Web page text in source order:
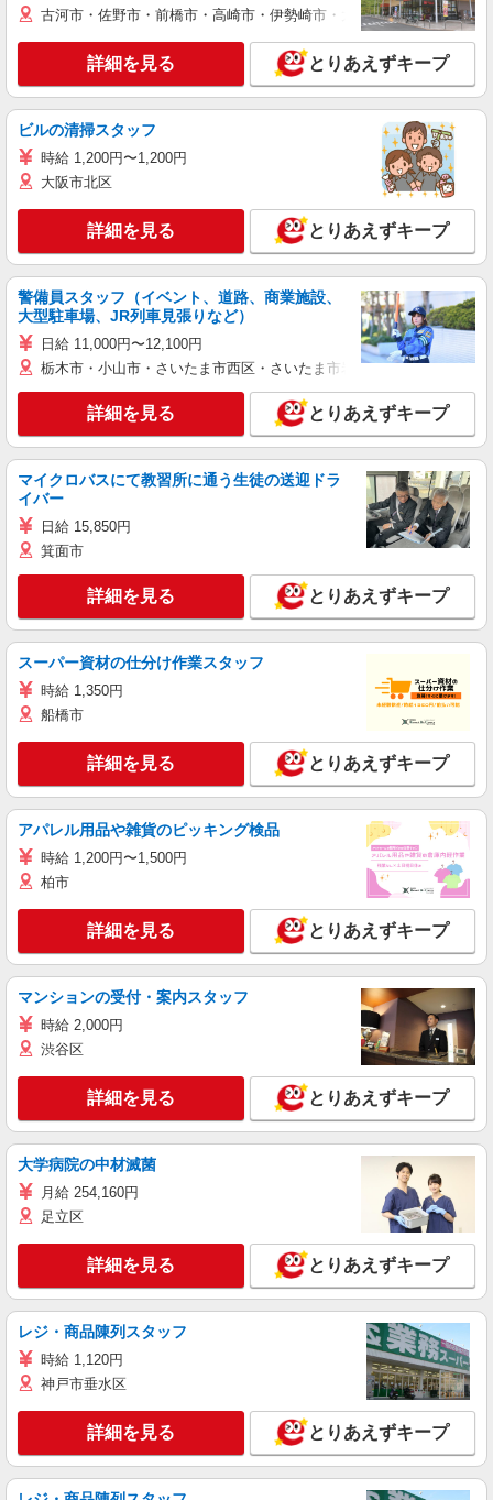
古河市・佐野市・前橋市・高崎市・伊勢崎市・太田市・館林市・藤
詳細を見る とりあえずキープ
ビルの清掃スタッフ
時給 1,200円〜1,200円
大阪市北区
詳細を見る とりあえずキープ
警備員スタッフ（イベント、道路、商業施設、
大型駐車場、JR列車見張りなど）
日給 11,000円〜12,100円
栃木市・小山市・さいたま市西区・さいたま市岩槻区・久喜市・蓮田
詳細を見る とりあえずキープ
マイクロバスにて教習所に通う生徒の送迎ドラ
イバー
日給 15,850円
箕面市
詳細を見る とりあえずキープ
スーパー資材の仕分け作業スタッフ
時給 1,350円
船橋市
詳細を見る とりあえずキープ
アパレル用品や雑貨のピッキング検品
時給 1,200円〜1,500円
柏市
詳細を見る とりあえずキープ
マンションの受付・案内スタッフ
時給 2,000円
渋谷区
詳細を見る とりあえずキープ
大学病院の中材滅菌
月給 254,160円
足立区
詳細を見る とりあえずキープ
レジ・商品陳列スタッフ
時給 1,120円
神戸市垂水区
詳細を見る とりあえずキープ